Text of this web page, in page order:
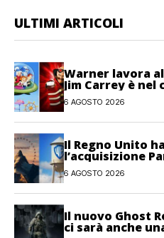
ULTIMI ARTICOLI
Warner lavora
Jim Carrey è nel
6 AGOSTO 2026
Il Regno Unito
l’acquisizione
Discovery
6 AGOSTO 2026
Il nuovo Ghost
ci sarà anche